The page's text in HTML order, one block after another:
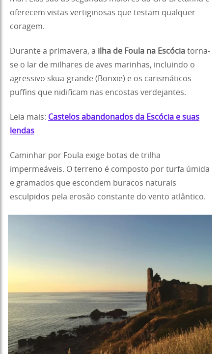
oferecem vistas vertiginosas que testam qualquer
coragem.
Durante a primavera, a ilha de Foula na Escócia torna-
se o lar de milhares de aves marinhas, incluindo o
agressivo skua-grande (Bonxie) e os carismáticos
puffins que nidificam nas encostas verdejantes.
Leia mais: Castelos abandonados da Escócia e suas
lendas
Caminhar por Foula exige botas de trilha
impermeáveis. O terreno é composto por turfa úmida
e gramados que escondem buracos naturais
esculpidos pela erosão constante do vento atlântico.